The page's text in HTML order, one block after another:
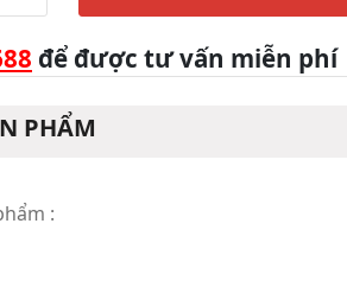
để được tư vấn miễn phí
PHẨM
: